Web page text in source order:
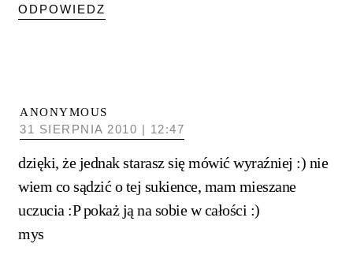
ODPOWIEDZ
ANONYMOUS
31 SIERPNIA 2010 | 12:47
dzięki, że jednak starasz się mówić wyraźniej :) nie
wiem co sądzić o tej sukience, mam mieszane
uczucia :P pokaż ją na sobie w całości :)
mys